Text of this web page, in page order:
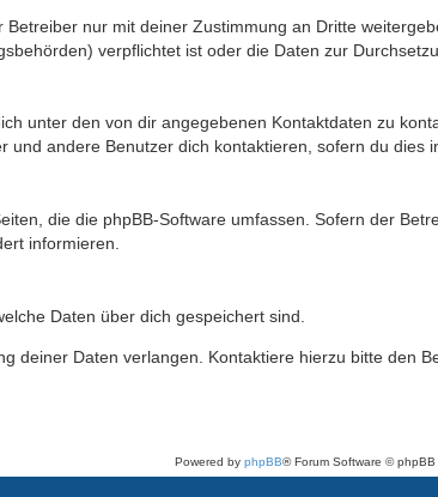
nur mit deiner Zustimmung an Dritte
verpflichtet ist oder die Daten zur
unter den von dir angegebenen Kontaktdaten zu
und andere Benutzer dich kontaktieren, sofern du dies
die die phpBB-Software umfassen. Sofern der
informieren.
Daten über dich gespeichert sind.
deiner Daten verlangen. Kontaktiere hierzu bitte den
Powered by phpBB® Forum Software © phpBB